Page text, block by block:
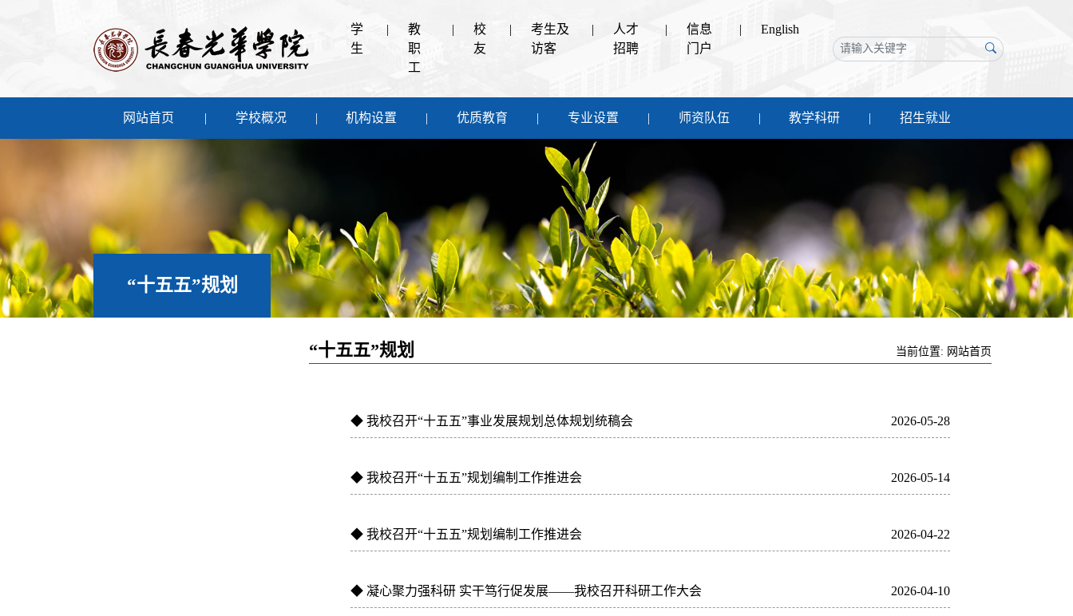
学
生
|
教
职
工
|
校
友
|
考生及
访客
|
人才
招聘
|
信息
门户
| English
网站首页 学校概况 机构设置 优质教育 专业设置 师资队伍 教学科研 招生就业
“十五五”规划
“十五五”规划 当前位置: 网站首页
2026-05-28
◆ 我校召开“十五五”事业发展规划总体规划统稿会
2026-05-14
◆ 我校召开“十五五”规划编制工作推进会
2026-04-22
◆ 我校召开“十五五”规划编制工作推进会
2026-04-10
◆ 凝心聚力强科研 实干笃行促发展——我校召开科研工作大会